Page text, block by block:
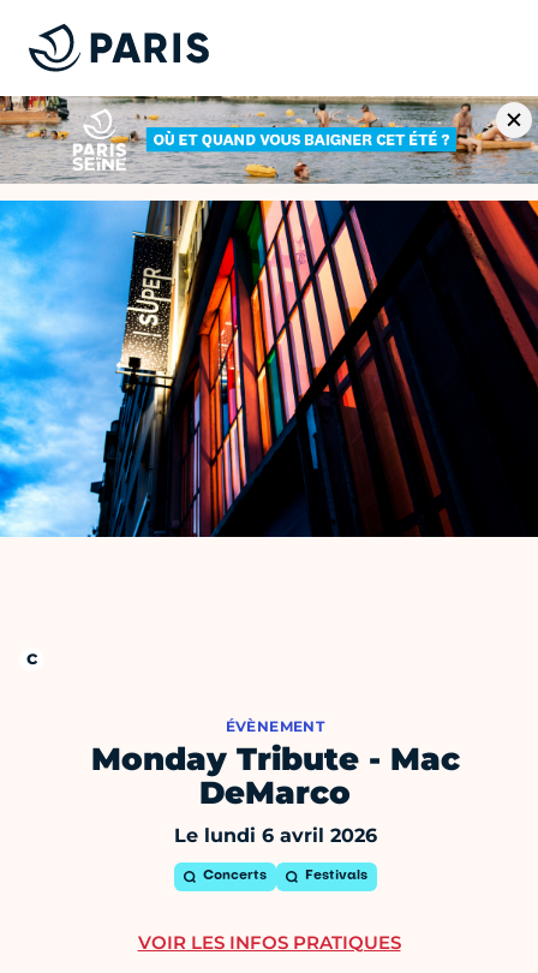
ÉVÈNEMENT
Monday Tribute - Mac
DeMarco
Le lundi 6 avril 2026
Concerts Festivals
VOIR LES INFOS PRATIQUES